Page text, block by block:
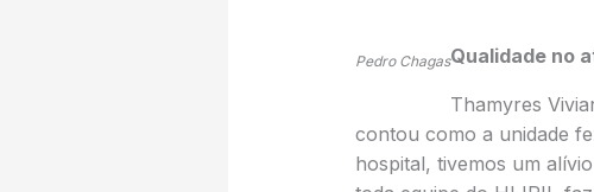
Pedro ChagasQualidade no
Thamyres
contou como a unidade
hospital, tivemos um